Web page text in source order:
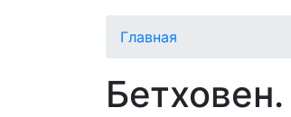
Главная